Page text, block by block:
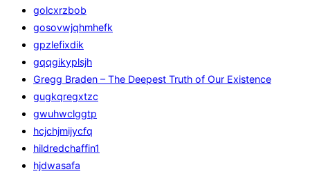
golcxrzbob
gosovwjqhmhefk
gpzlefixdik
gqqgikyplsjh
Gregg Braden – The Deepest Truth of Our Existence
gugkqregxtzc
gwuhwclggtp
hcjchjmijycfq
hildredchaffin1
hjdwasafa